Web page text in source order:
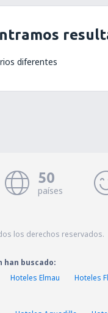
diferentes
50
países
los derechos reservados.
buscado:
Hoteles Elmau Hoteles